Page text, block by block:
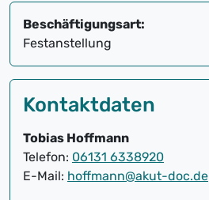
Beschäftigungsart:
Festanstellung
Kontaktdaten
Tobias Hoffmann
Telefon: 06131 6338920
E-Mail: hoffmann@akut-doc.de